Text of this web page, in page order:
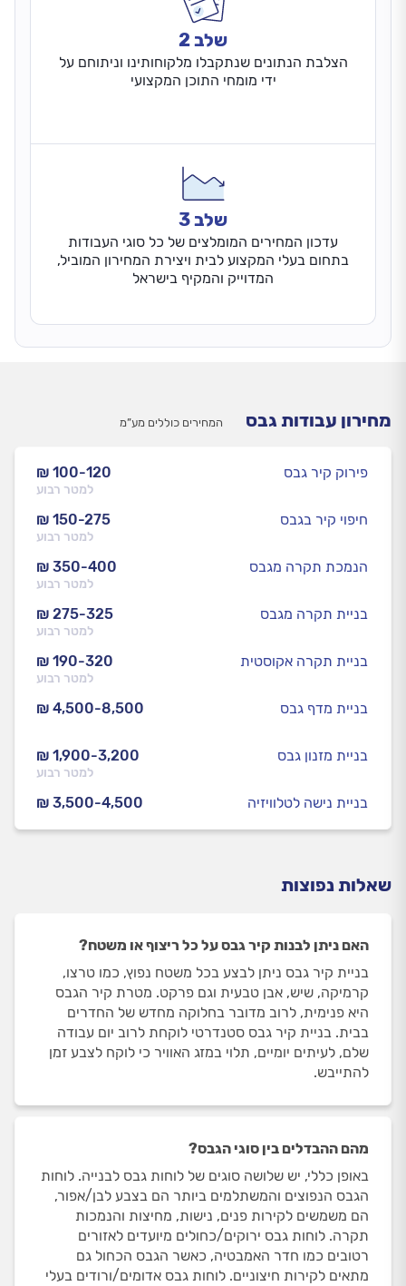
שלב 2
הצלבת הנתונים שנתקבלו מלקוחותינו וניתוחם על
ידי מומחי התוכן המקצועי
שלב 3
עדכון המחירים המומלצים של כל סוגי העבודות
בתחום בעלי המקצוע לבית ויצירת המחירון המוביל,
המדוייק והמקיף בישראל
מחירון עבודות גבס המחירים כוללים מע”מ
₪ 100-120
למטר רבוע
פירוק קיר גבס
₪ 150-275
למטר רבוע
חיפוי קיר בגבס
₪ 350-400
למטר רבוע
הנמכת תקרה מגבס
₪ 275-325
למטר רבוע
בניית תקרה מגבס
₪ 190-320
למטר רבוע
בניית תקרה אקוסטית
₪ 4,500-8,500 בניית מדף גבס
₪ 1,900-3,200
למטר רבוע
בניית מזנון גבס
₪ 3,500-4,500 בניית נישה לטלוויזיה
שאלות נפוצות
האם ניתן לבנות קיר גבס על כל ריצוף או משטח?
בניית קיר גבס ניתן לבצע בכל משטח נפוץ, כמו טרצו,
קרמיקה, שיש, אבן טבעית וגם פרקט. מטרת קיר הגבס
היא פנימית, לרוב מדובר בחלוקה מחדש של החדרים
בבית. בניית קיר גבס סטנדרטי לוקחת לרוב יום עבודה
שלם, לעיתים יומיים, תלוי במזג האוויר כי לוקח לצבע זמן
להתייבש.
מהם ההבדלים בין סוגי הגבס?
באופן כללי, יש שלושה סוגים של לוחות גבס לבנייה. לוחות
הגבס הנפוצים והמשתלמים ביותר הם בצבע לבן/אפור,
הם משמשים לקירות פנים, נישות, מחיצות והנמכות
תקרה. לוחות גבס ירוקים/כחולים מיועדים לאזורים
רטובים כמו חדר האמבטיה, כאשר הגבס הכחול גם
מתאים לקירות חיצוניים. לוחות גבס אדומים/ורודים בעלי